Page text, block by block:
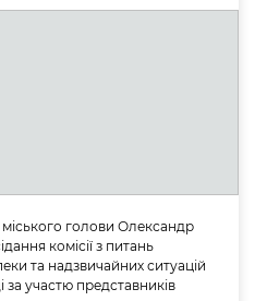
міського голови Олександр
комісії з питань
та надзвичайних ситуацій
за участю представників